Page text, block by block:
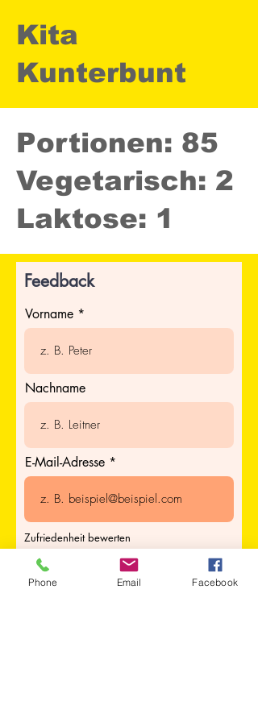
Kita
Kunterbunt
Portionen: 85
Vegetarisch: 2
Laktose: 1
Feedback
Vorname
Nachname
E-Mail-Adresse
Zufriedenheit bewerten
Phone Email Facebook